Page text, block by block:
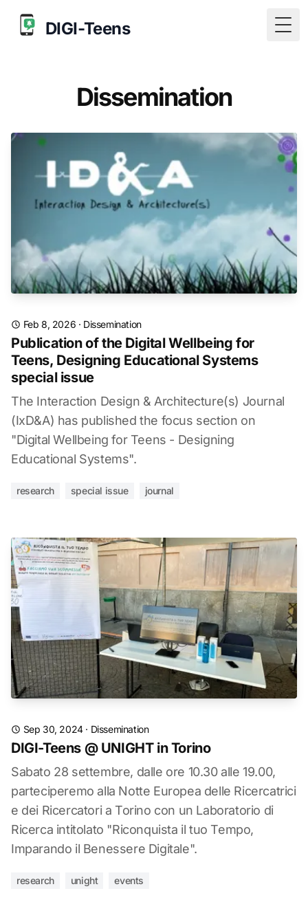
DIGI-Teens
Dissemination
Feb 8, 2026 · Dissemination
Publication of the Digital Wellbeing for
Teens, Designing Educational Systems
special issue
The Interaction Design & Architecture(s) Journal
(IxD&A) has published the focus section on
"Digital Wellbeing for Teens - Designing
Educational Systems".
research special issue journal
Sep 30, 2024· Dissemination
DIGI-Teens @ UNIGHT in Torino
Sabato 28 settembre, dalle ore 10.30 alle 19.00,
parteciperemo alla Notte Europea delle Ricercatrici
e dei Ricercatori a Torino con un Laboratorio di
Ricerca intitolato "Riconquista il tuo Tempo,
Imparando il Benessere Digitale".
research unight events